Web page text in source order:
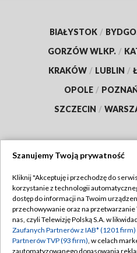
BIAŁYSTOK /
GORZÓW WLKP. /
KRAKÓW / LUBLIN /
OPOLE /
SZCZECIN /
Abonament TVP
Emisja w TVP
Centrum informacji TVP
Polityka
Moje
Szanujemy Twoją prywatność
Kliknij "Akceptuję i przechodzę do
korzystanie z technologii
dostęp do informacji na Twoim
przechowywanie oraz na
nas, czyli Telewizję Polską S.A. w
Zaufanych Partnerów z IAB* (1201 firm)
Partnerów TVP (93 firm), w celach
zautomatyzowanego dopasowania